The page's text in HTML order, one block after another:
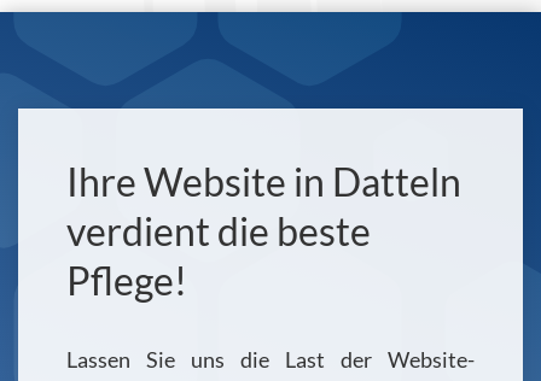
Ihre Website in Datteln
verdient die beste
Pflege!
Lassen Sie uns die Last der Website-